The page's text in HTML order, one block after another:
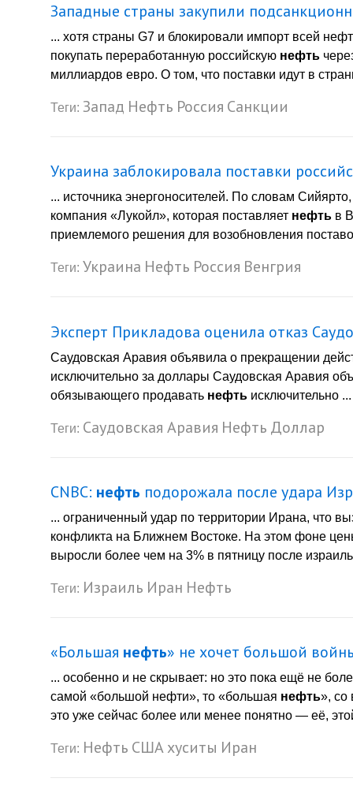
Западные страны закупили
... хотя страны G7 и блокировали импорт всей
покупать переработанную российскую нефть
миллиардов евро. О том, что поставки идут в
Теги: Запад Нефть Россия Санкции
Украина заблокировала поставки
... источника энергоносителей. По словам
компания «Лукойл», которая поставляет нефть в
приемлемого решения для возобновления
Теги: Украина Нефть Россия Венгрия
Эксперт Прикладова оценила отказ
Саудовская Аравия объявила о прекращении
исключительно за доллары Саудовская Аравия
обязывающего продавать нефть исключительно ...
Теги: Саудовская Аравия Нефть Доллар
CNBC: нефть подорожала после удара
... ограниченный удар по территории Ирана, что
конфликта на Ближнем Востоке. На этом фоне
выросли более чем на 3% в пятницу после
Теги: Израиль Иран Нефть
«Большая нефть» не хочет большой
... особенно и не скрывает: но это пока ещё не
самой «большой нефти», то «большая нефть», со
это уже сейчас более или менее понятно — её,
Теги: Нефть СШАхуситы Иран